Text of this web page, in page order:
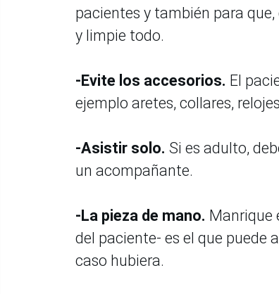
pacientes y también para
y limpie todo.
-Evite los accesorios. El
ejemplo aretes, collares,
-Asistir solo. Si es adulto,
un acompañante.
-La pieza de mano. Manrique
del paciente- es el que puede
caso hubiera.